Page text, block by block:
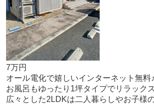
7万円
オール電化で嬉しいインターネット無料♪
お風呂もゆったり1坪タイプでリラック
広々とした2LDKは二人暮らしやお子様